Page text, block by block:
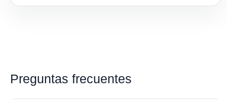
Preguntas frecuentes